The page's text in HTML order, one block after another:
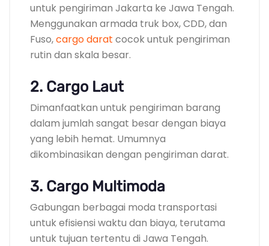
untuk pengiriman Jakarta ke Jawa Tengah.
Menggunakan armada truk box, CDD, dan
Fuso,cargo darat cocok untuk pengiriman
rutin dan skala besar.
2. Cargo Laut
Dimanfaatkan untuk pengiriman barang
dalam jumlah sangat besar dengan biaya
yang lebih hemat. Umumnya
dikombinasikan dengan pengiriman darat.
3. Cargo Multimoda
Gabungan berbagai moda transportasi
untuk efisiensi waktu dan biaya, terutama
untuk tujuan tertentu di Jawa Tengah.